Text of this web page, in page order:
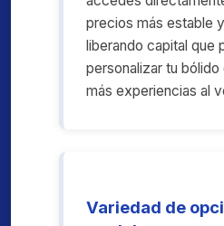
precios más estable
liberando capital que
personalizar tu
más experiencias al
Variedad de